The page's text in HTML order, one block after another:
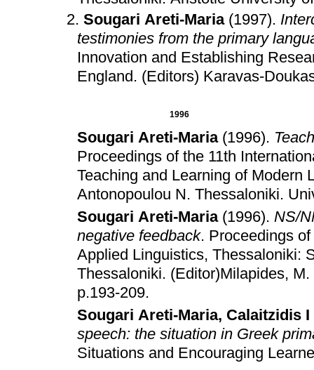
Sougari Areti-Maria (1997).
testimonies from the primary
Innovation and Establishing
England . (Editors) Karavas-
1996
Sougari Areti-Maria (1996).
Proceedings of the 11th
Teaching and Learning of Modern
Antonopoulou N. Thessaloniki.
Sougari Areti-Maria (1996). NS/
negative feedback. Proceedings
Applied Linguistics, Thessaloniki:
Thessaloniki. (Editor)Milapides, M.
p.193-209.
Sougari Areti-Maria, Calaitzidis I
speech: the situation in Greek
Situations and Encouraging